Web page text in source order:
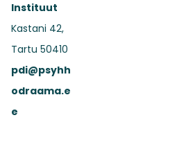
Instituut
Kastani 42,
Tartu 50410
pdi@psyhh
odraama.e
e